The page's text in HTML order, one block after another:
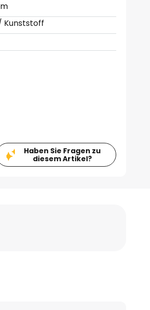
Kunststoff
Haben Sie Fragen zu
diesem Artikel?